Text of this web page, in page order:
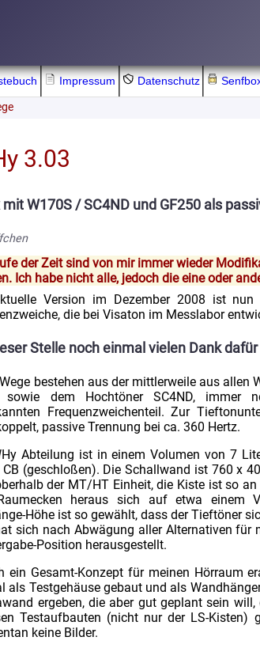
Impressum Datenschutz
3.03
mit W170S / SC4ND und GF250 als
der Zeit sind von mir immer wieder
Ich habe nicht alle, jedoch die eine oder
Version im Dezember 2008 ist
die bei Visaton im Messlabor
Stelle noch einmal vielen Dank dafür
bestehen aus der mittlerweile aus allen
sowie dem Hochtöner SC4ND, immer
Frequenzweichenteil. Zur
passive Trennung bei ca. 360 Hertz.
Abteilung ist in einem Volumen von 7
CB (geschloßen). Die Schallwand ist 760 x
der MT/HT Einheit, die Kiste ist so
heraus sich auf etwa einem
Höhe ist so gewählt, dass der Tieftöner
sich nach Abwägung aller Alternativen für
Position herausgestellt.
ein Gesamt-Konzept für meinen Hörraum
als Testgehäuse gebaut und als
ergeben, die aber gut geplant sein
Testaufbauten (nicht nur der LS-Kisten)
keine Bilder.